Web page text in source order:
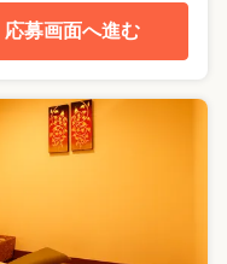
応募画面へ進む